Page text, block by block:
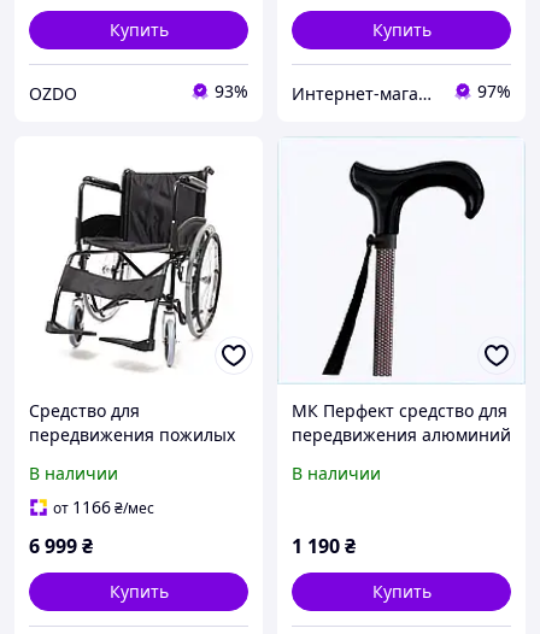
Купить
OZDO 93%
Купить
Интернет-магазин RedShift.com.ua 97%
Средство для
передвижения пожилых
778PM6184
В наличии
от 1166₴/мес
6 999₴
Купить
МК Перфект средство для
передвижения алюминий
В наличии
1 190₴
Купить